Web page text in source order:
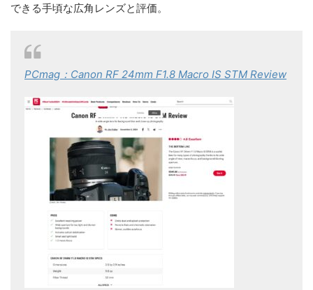
できる手頃な広角レンズと評価。
PCmag：Canon RF 24mm F1.8 Macro IS STM Review